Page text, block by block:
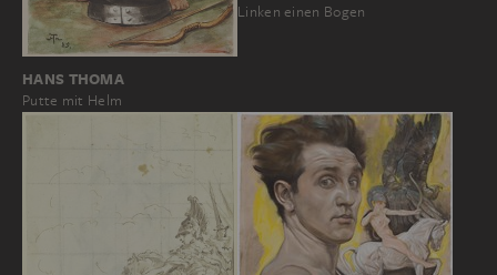
HANS THOMA
Putte mit Helm
Linken einen Bogen